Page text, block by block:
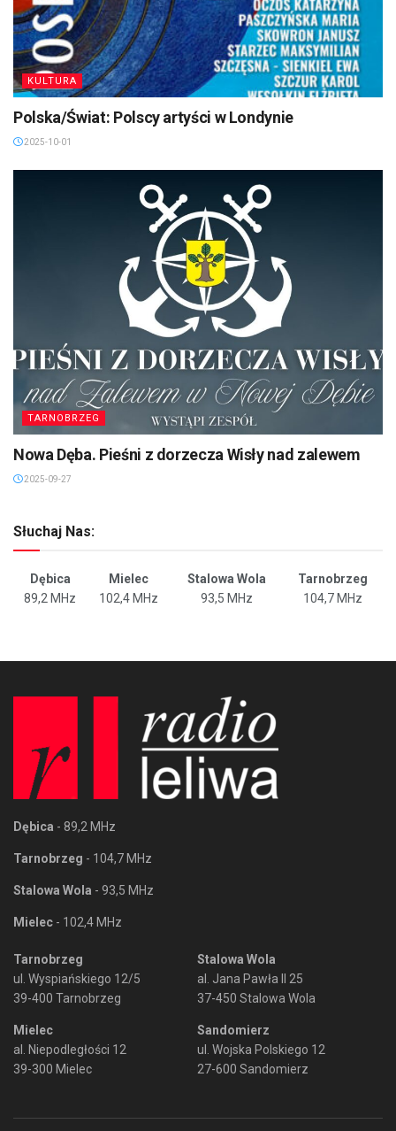
KULTURA
Polska/Świat: Polscy artyści w Londynie
2025-10-01
TARNOBRZEG
Nowa Dęba. Pieśni z dorzecza Wisły nad zalewem
2025-09-27
Słuchaj Nas:
Dębica Mielec Stalowa Wola
Tarnobrzeg
89,2 MHz
102,4 MHz 93,5 MHz 104,7 MHz
Dębica - 89,2 MHz
Tarnobrzeg - 104,7 MHz
Stalowa Wola - 93,5 MHz
Mielec - 102,4 MHz
Tarnobrzeg
ul. Wyspiańskiego 12/5
39-400 Tarnobrzeg
Mielec
al. Niepodległości 12
39-300 Mielec
Stalowa Wola
al. Jana Pawła II 25
37-450 Stalowa Wola
Sandomierz
ul. Wojska Polskiego 12
27-600 Sandomierz